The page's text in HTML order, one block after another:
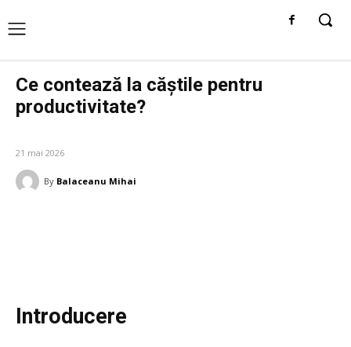
Ce contează la căștile pentru
productivitate?
21 mai 2026
By Balaceanu Mihai
Introducere